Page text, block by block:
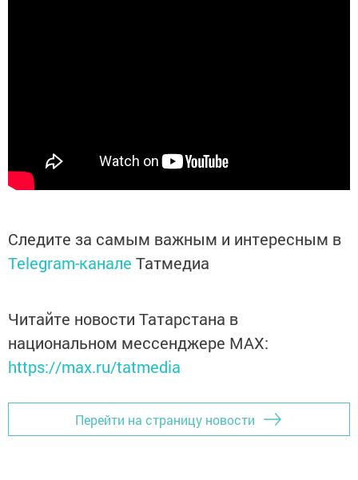
Следите за самым важным и интересным в
Telegram-канале Татмедиа
Читайте новости Татарстана в
национальном мессенджере MАХ:
https://max.ru/tatmedia
Перейти на страницу новости